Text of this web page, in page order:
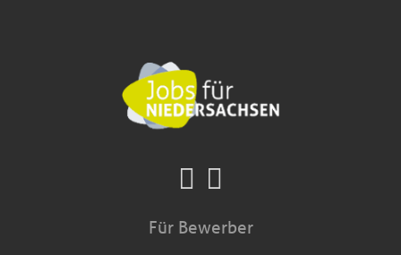
Für Bewerber